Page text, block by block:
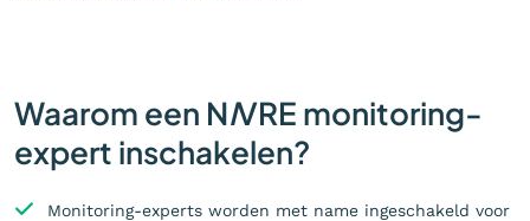
Waarom een NIVRE monitoring-
expert inschakelen?
Monitoring-experts worden met name ingeschakeld voor